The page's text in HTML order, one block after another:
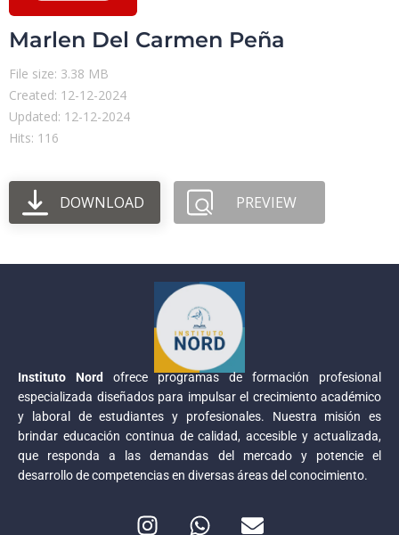
Marlen Del Carmen Peña
File size: 3.38 MB
Created: 12-12-2024
Updated: 12-12-2024
Hits: 116
DOWNLOAD PREVIEW
Instituto Nord
ofrece programas de formación profesional
especializada diseñados para impulsar el crecimiento académico
y laboral de estudiantes y profesionales. Nuestra misión es
brindar educación continua de calidad, accesible y actualizada,
que responda a las demandas del mercado y potencie el
desarrollo de competencias en diversas áreas del conocimiento.